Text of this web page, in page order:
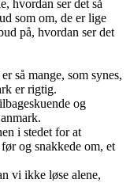
hvordan ser det så
som om, de er lige
på, hvordan ser det
så mange, som synes,
er rigtig.
og
i stedet for at
og snakkede om, et
vi ikke løse alene,